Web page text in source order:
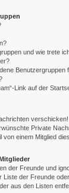
und wie trete
Benutzergruppen
Link auf der
verschicken!
Private
von einem Mitglied
der Freunde und
Liste der Freunde
aus den Listen